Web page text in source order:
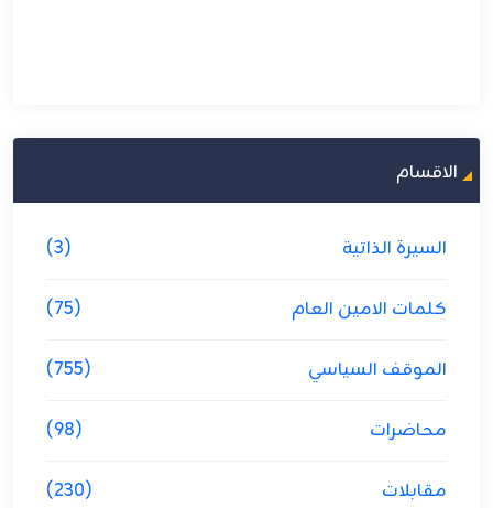
الاقسام
السيرة الذاتية (3)
كلمات الامين العام (75)
الموقف السياسي (755)
محاضرات (98)
مقابلات (230)